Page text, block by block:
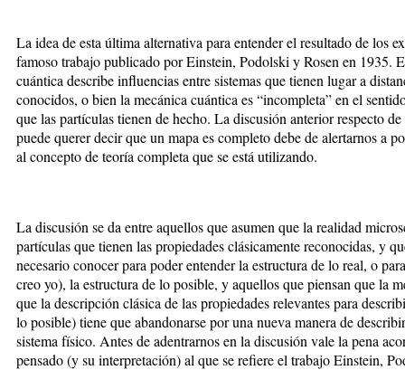
La idea de esta última alternativa para entender el resultado de los
famoso trabajo publicado por Einstein, Podolski y Rosen en 1935.
cuántica describe influencias entre sistemas que tienen lugar a
conocidos, o bien la mecánica cuántica es “incompleta” en el
que las partículas tienen de hecho. La discusión anterior respecto
puede querer decir que un mapa es completo debe de alertarnos a
al concepto de teoría completa que se está utilizando.
La discusión se da entre aquellos que asumen que la realidad
partículas que tienen las propiedades clásicamente reconocidas, y
necesario conocer para poder entender la estructura de lo real, o
creo yo), la estructura de lo posible, y aquellos que piensan que la
que la descripción clásica de las propiedades relevantes para
lo posible) tiene que abandonarse por una nueva manera de
sistema físico. Antes de adentrarnos en la discusión vale la pena
pensado (y su interpretación) al que se refiere el trabajo Einstein,